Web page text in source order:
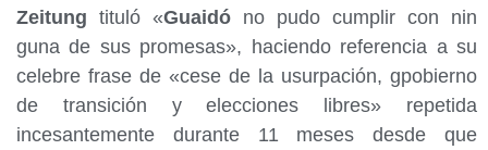
Zeitung tituló «Guaidó no pudo cumplir con nin
guna de sus promesas», haciendo referencia a su
celebre frase de «cese de la usurpación, gpobierno
de transición y elecciones libres» repetida
incesantemente durante 11 meses desde que